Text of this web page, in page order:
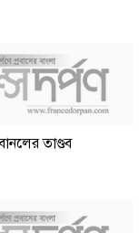
তাণ্ডব